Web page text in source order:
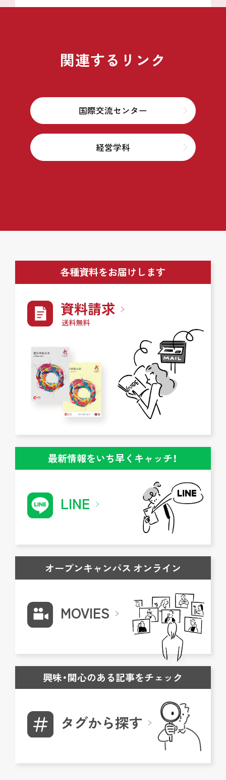
関連するリンク
国際交流センター
経営学科
各種資料をお届けします
資料請求
送料無料
最新情報をいち早くキャッチ！
LINE
オープンキャンパス オンライン
MOVIES
興味・関心のある記事をチェック
タグから探す